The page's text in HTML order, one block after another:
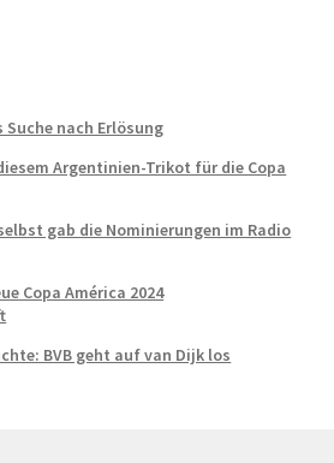
Suche nach Erlösung
Argentinien-Trikot für die Copa
gab die Nominierungen im Radio
Copa América 2024
BVB geht auf van Dijk los